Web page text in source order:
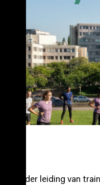
Onder leiding van